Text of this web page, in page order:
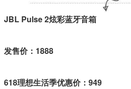
JBL Pulse 2炫彩蓝牙音箱
发售价：1888
618理想生活季优惠价：949